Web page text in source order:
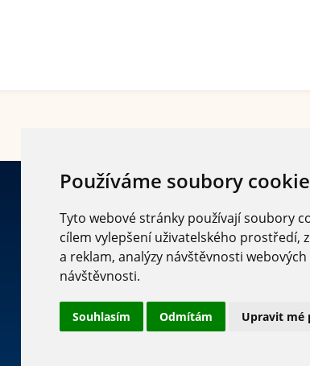
Používáme soubory
Tyto webové stránky používají soubory
cílem vylepšení uživatelského prostředí,
a reklam, analýzy návštěvnosti
návštěvnosti.
Souhlasím Odmítám Upravit mé